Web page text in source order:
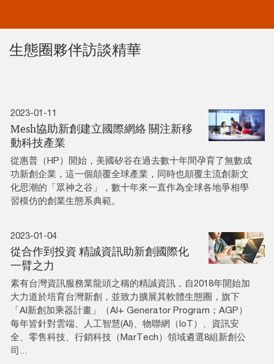
生態圈夥伴訪談精華
2023-01-11
Mesh協助新創建立國際網絡 關注新移
動科技產業
從惠普（HP）開始，美國矽谷在過去數十年間孕育了無數成
功新創企業，這一個顛覆全球產業，同時也顛覆主流創新文
化思潮的「眾神之谷」，數十年來一直作為全球各地爭相學
習模仿的創業生態系典範。
2023-01-04
從合作到投資 精誠資訊助新創國際化
一臂之力
素有台灣資訊服務業龍頭之稱的精誠資訊，自2018年開始加
大力道於培育台灣新創，並致力擴展其軟體生態圈，旗下
「AI新創加乘器計畫」（AI+ Generator Program；AGP）
每年皆針對雲端、人工智慧(AI)、物聯網（IoT）、資訊安
全、零售科技、行銷科技（MarTech）領域遴選8組新創公
司...